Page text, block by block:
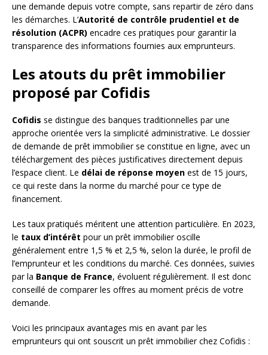
une demande depuis votre compte, sans repartir de zéro dans
les démarches. L’Autorité de contrôle prudentiel et de
résolution (ACPR) encadre ces pratiques pour garantir la
transparence des informations fournies aux emprunteurs.
Les atouts du prêt immobilier
proposé par Cofidis
Cofidis se distingue des banques traditionnelles par une
approche orientée vers la simplicité administrative. Le dossier
de demande de prêt immobilier se constitue en ligne, avec un
téléchargement des pièces justificatives directement depuis
l’espace client. Le délai de réponse moyen est de 15 jours,
ce qui reste dans la norme du marché pour ce type de
financement.
Les taux pratiqués méritent une attention particulière. En 2023,
le taux d’intérêt pour un prêt immobilier oscille
généralement entre 1,5 % et 2,5 %, selon la durée, le profil de
l’emprunteur et les conditions du marché. Ces données, suivies
par la Banque de France, évoluent régulièrement. Il est donc
conseillé de comparer les offres au moment précis de votre
demande.
Voici les principaux avantages mis en avant par les
emprunteurs qui ont souscrit un prêt immobilier chez Cofidis :